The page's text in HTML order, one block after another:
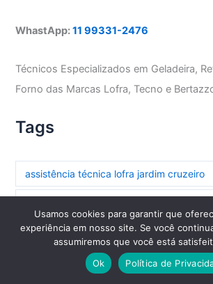
WhastApp:11 99331-2476
Técnicos Especializados em Geladeira,
Forno das Marcas Lofra, Tecno e
Tags
assistência técnica lofra jardim cruzeiro
assistência técnica lofra paraíso
assistência técnica lofra paraíso do
Usamos cookies para garantir que
experiência em nosso site. Se você
assumiremos que você está
Ok
Política de